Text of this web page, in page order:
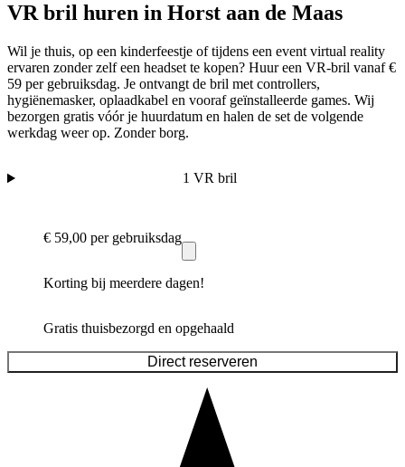
VR bril huren in Horst aan de Maas
Wil je thuis, op een kinderfeestje of tijdens een event virtual reality
ervaren zonder zelf een headset te kopen? Huur een VR-bril vanaf €
59 per gebruiksdag. Je ontvangt de bril met controllers,
hygiënemasker, oplaadkabel en vooraf geïnstalleerde games. Wij
bezorgen gratis vóór je huurdatum en halen de set de volgende
werkdag weer op. Zonder borg.
1 VR bril
€ 59,00 per gebruiksdag
Korting bij meerdere dagen!
Gratis thuisbezorgd en opgehaald
Direct reserveren